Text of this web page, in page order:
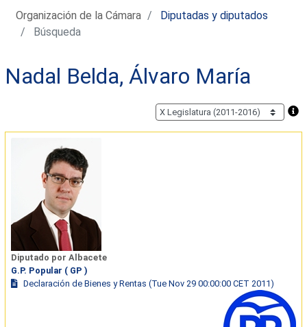
Organización de la Cámara
Diputadas y diputados
Búsqueda
Nadal Belda, Álvaro María
Diputado por Albacete
G.P. Popular ( GP )
Declaración de Bienes y Rentas (Tue Nov 29 00:00:00 CET 2011)